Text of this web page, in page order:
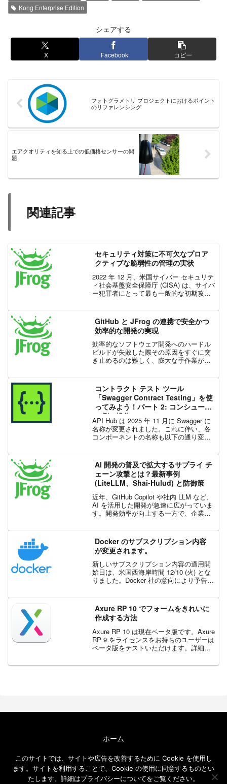
Kong Enterprise Edition
シェアする
X Facebook コピー
フォトグラメトリ プロジェクトにおけるポイント
のリファレンシング
エアクオリティを知る上での低価格センサーの問
題
関連記事
セキュリティ対策に不可欠なプロア
クティブな脆弱性の管理の実状
2022 年 12 月、米国サイバー セキュリテ
ィ社会基盤安全保障庁 (CISA) は、サイバ
ー犯罪者にとって最も一般的な初期攻撃
で VPN などの外部リモート サービ...
GitHub と JFrog の連携で安全かつ
効率的な開発の実現
効率的なソフトウェア開発へのハードル
ビルドが失敗した際その原因をすぐに突
き止めるのは難しく、膨大な手作業が必
成を確認し、テストをデバッグし、ビル
ド コンテキストを詳...
コントラクト テスト ツール
「Swagger Contract Testing」を使
ってみよう！パート 2: コンシューマ
ー側の操作
API Hub は 2025 年 11 月に Swagger に
名称が変更されました。これに伴い、各
コンポーネントの名称も以下の通り変更
AI 開発の普及で拡大するサプライ チ
ェーン攻撃とは？最新事例
(LiteLLM、Shai-Hulud) と防御策
近年、GitHub Copilot や社内 LLM など、
AI を活用した開発が急速に広がっていま
す。開発効率が向上する一方で、企業の
ェーン リスクです。すでに海外で...
Docker のサブスクリプション内容
が変更されます。
新しいサブスクリプション内容の適用開
始日は、米国西海岸時間 12/10 (火) とな
りました。Docker 社の意向により予告な
ください。Docker 社は、安全かつ高...
Axure RP 10 でフォームをきれいに
作成する方法
Axure RP 10 は現在ベータ版です。Axure
RP 9 をライセンスをお持ちのユーザーは
ベータ版をテストいただけます。詳細は
が Axure RP を活用する理由として、本
ホーム
免責事項
メールニュース
このサイトでは、サイトや広告を改善するために Cookie を使用し
ます。サイトを利用することで、Cookie の使用に同意するものとい
たします。詳細はプライバシーについてをご覧ください。